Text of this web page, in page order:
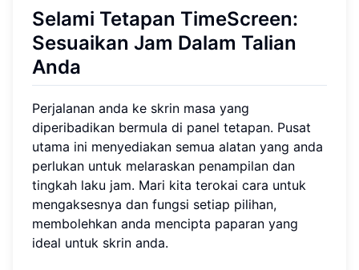
Selami Tetapan TimeScreen:
Sesuaikan Jam Dalam Talian
Anda
Perjalanan anda ke skrin masa yang
diperibadikan bermula di panel tetapan. Pusat
utama ini menyediakan semua alatan yang anda
perlukan untuk melaraskan penampilan dan
tingkah laku jam. Mari kita terokai cara untuk
mengaksesnya dan fungsi setiap pilihan,
membolehkan anda mencipta paparan yang
ideal untuk skrin anda.